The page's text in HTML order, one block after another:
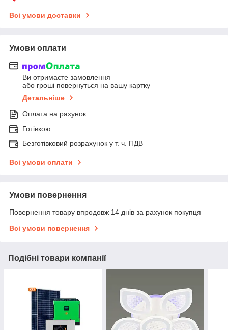
Всі умови доставки
Умови оплати
Ви отримаєте замовлення
або гроші повернуться на вашу картку
Детальніше
Оплата на рахунок
Готівкою
Безготівковий розрахунок у т. ч. ПДВ
Всі умови оплати
Умови повернення
Повернення товару впродовж 14 днів за рахунок покупця
Всі умови повернення
Подібні товари компанії